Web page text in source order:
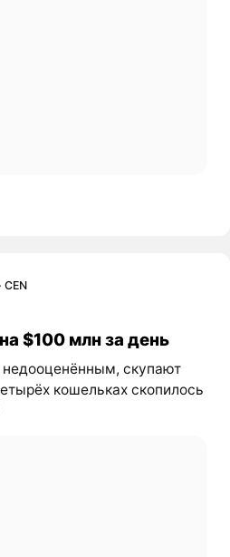
CEN
$100 млн за день
скупают
кошельках скопилось